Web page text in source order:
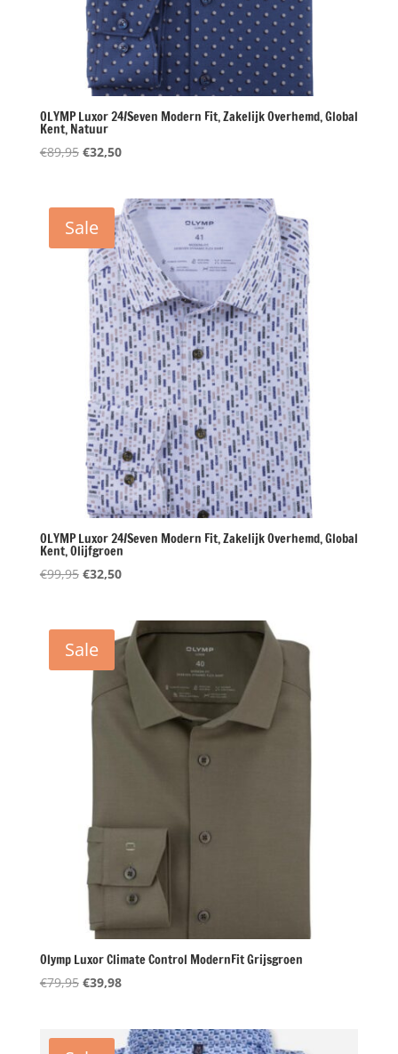
OLYMP Luxor 24/Seven Modern Fit, Zakelijk Overhemd, Global
Kent, Natuur
€89,95 Oorspronkelijke
€89,95.
€32,50Huidige
€32,50.
Sale
OLYMP Luxor 24/Seven Modern Fit, Zakelijk Overhemd, Global
Kent, Olijfgroen
€99,95 Oorspronkelijke
€99,95.
€32,50Huidige
€32,50.
Sale
Olymp Luxor Climate Control ModernFit Grijsgroen
€79,95 Oorspronkelijke
€79,95.
€39,98Huidige
€39,98.